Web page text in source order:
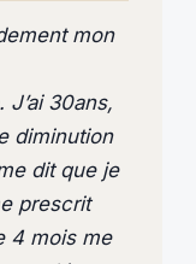
mon
30ans,
diminution
dit que je
prescrit
4 mois me